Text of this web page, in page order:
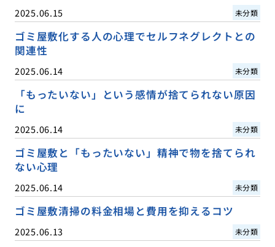
2025.06.15 未分類
ゴミ屋敷化する人の心理でセルフネグレクトとの
関連性
2025.06.14 未分類
「もったいない」という感情が捨てられない原因
に
2025.06.14 未分類
ゴミ屋敷と「もったいない」精神で物を捨てられ
ない心理
2025.06.14 未分類
ゴミ屋敷清掃の料金相場と費用を抑えるコツ
2025.06.13 未分類